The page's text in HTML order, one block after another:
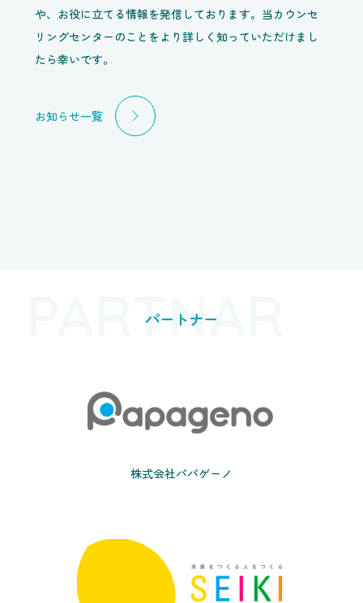
や、お役に立てる情報を発信しております。当カウンセ
リングセンターのことをより詳しく知っていただけまし
たら幸いです。
お知らせ一覧
PARTNAR
パートナー
株式会社パパゲーノ